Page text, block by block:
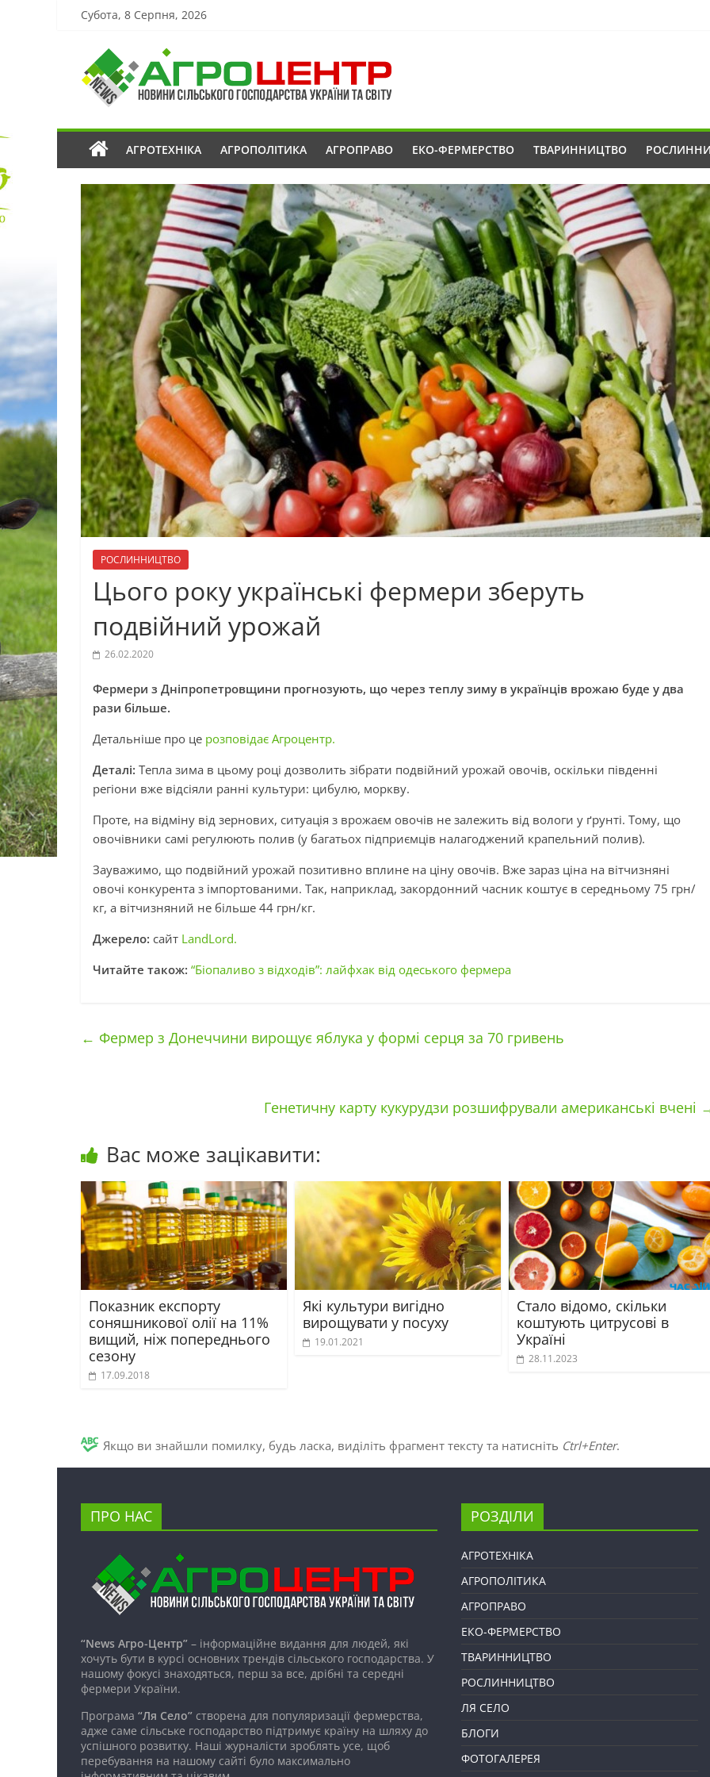
Субота, 8 Серпня, 2026
АГРОТЕХНІКА АГРОПОЛІТИКА АГРОПРАВО ЕКО-ФЕРМЕРСТВО ТВАРИННИЦТВО
РОСЛИННИЦТВО
Цього року українські фермери зберуть
подвійний урожай
26.02.2020
Фермери з Дніпропетровщини прогнозують, що через теплу зиму в українців врожаю буде у два
рази більше.
Детальніше про це розповідає Агроцентр.
Деталі: Тепла зима в цьому році дозволить зібрати подвійний урожай овочів, оскільки південні
регіони вже відсіяли ранні культури: цибулю, моркву.
Проте, на відміну від зернових, ситуація з врожаєм овочів не залежить від вологи у ґрунті. Тому, що
овочівники самі регулюють полив (у багатьох підприємців налагоджений крапельний полив).
Зауважимо, що подвійний урожай позитивно вплине на ціну овочів. Вже зараз ціна на вітчизняні
овочі конкурента з імпортованими. Так, наприклад, закордонний часник коштує в середньому 75 грн/
кг, а вітчизняний не більше 44 грн/кг.
Джерело: сайт LandLord.
Читайте також: “Біопаливо з відходів”: лайфхак від одеського фермера
← Фермер з Донеччини вирощує яблука у формі серця за 70 гривень
Генетичну карту кукурудзи розшифрували американські вчені
Вас може зацікавити:
Показник експорту
соняшникової олії на 11%
вищий, ніж попереднього
сезону
17.09.2018
Які культури вигідно
вирощувати у посуху
19.01.2021
Стало відомо, скільки
коштують цитрусові в
Україні
28.11.2023
Якщо ви знайшли помилку, будь ласка, виділіть фрагмент тексту та натисніть Ctrl+Enter.
ПРО НАС
“News Агро-Центр” – інформаційне видання для людей, які
хочуть бути в курсі основних трендів сільського господарства. У
нашому фокусі знаходяться, перш за все, дрібні та середні
фермери України.
Програма “Ля Село” створена для популяризації фермерства,
адже саме сільське господарство підтримує країну на шляху до
успішного розвитку. Наші журналісти зроблять усе, щоб
перебування на нашому сайті було максимально
РОЗДІЛИ
АГРОТЕХНІКА
АГРОПОЛІТИКА
АГРОПРАВО
ЕКО-ФЕРМЕРСТВО
ТВАРИННИЦТВО
РОСЛИННИЦТВО
ЛЯ СЕЛО
БЛОГИ
ФОТОГАЛЕРЕЯ